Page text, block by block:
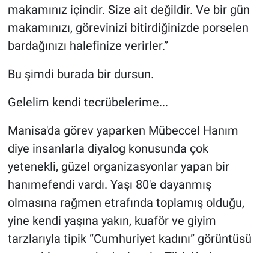
makamınız içindir. Size ait değildir. Ve bir gün
makamınızı, görevinizi bitirdiğinizde porselen
bardağınızı halefinize verirler.”
Bu şimdi burada bir dursun.
Gelelim kendi tecrübelerime...
Manisa'da görev yaparken Mübeccel Hanım
diye insanlarla diyalog konusunda çok
yetenekli, güzel organizasyonlar yapan bir
hanımefendi vardı. Yaşı 80'e dayanmış
olmasına rağmen etrafında toplamış olduğu,
yine kendi yaşına yakın, kuaför ve giyim
tarzlarıyla tipik “Cumhuriyet kadını” görüntüsü